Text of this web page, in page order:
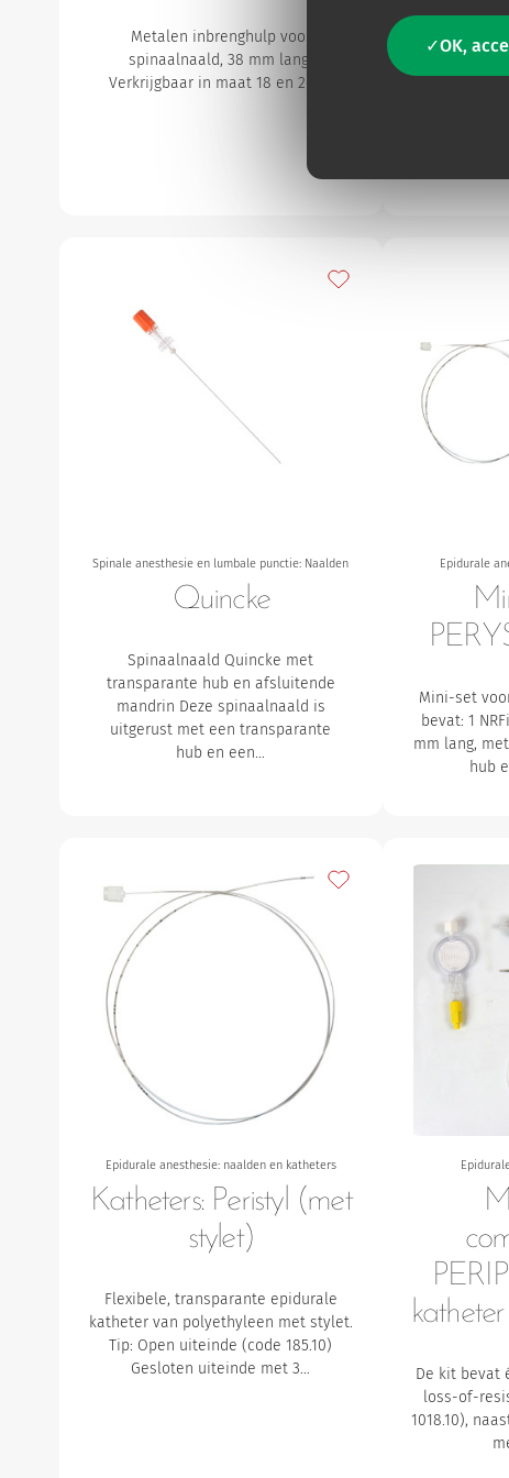
OK,
Metalen inbrenghulp voor
spinaalnaald, 38 mm lang.
Verkrijgbaar in maat 18 en 20 G.
en
Ontworpen
op het
Spinale anesthesie en lumbale punctie: Naalden
Quincke
Spinaalnaald Quincke met
transparante hub en afsluitende
mandrin Deze spinaalnaald is
uitgerust met een transparante
hub en een…
Toevoegen aan mijn
Epidurale
Mini-set
bevat: 1
mm lang,
hub
Epidurale anesthesie: naalden en katheters
Katheters: Peristyl (met
stylet)
Flexibele, transparante epidurale
katheter van polyethyleen met stylet.
Tip: Open uiteinde (code 185.10)
Gesloten uiteinde met 3…
Toevoegen aan mijn
De kit bevat
loss-of-
1018.10),